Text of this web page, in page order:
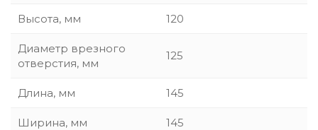
Высота, мм 120
Диаметр врезного
отверстия, мм
125
Длина, мм 145
Ширина, мм 145